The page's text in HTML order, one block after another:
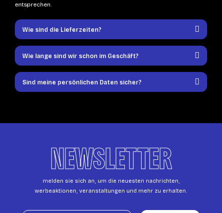
entsprechen.
Wie sind die Lieferzeiten?
Wie lange sind wir schon im Geschäft?
Sind meine persönlichen Daten sicher?
NEWSLETTER
melden sie sich an, um die neuesten nachrichten,
werbeaktionen, veranstaltungen und mehr zu erhalten.